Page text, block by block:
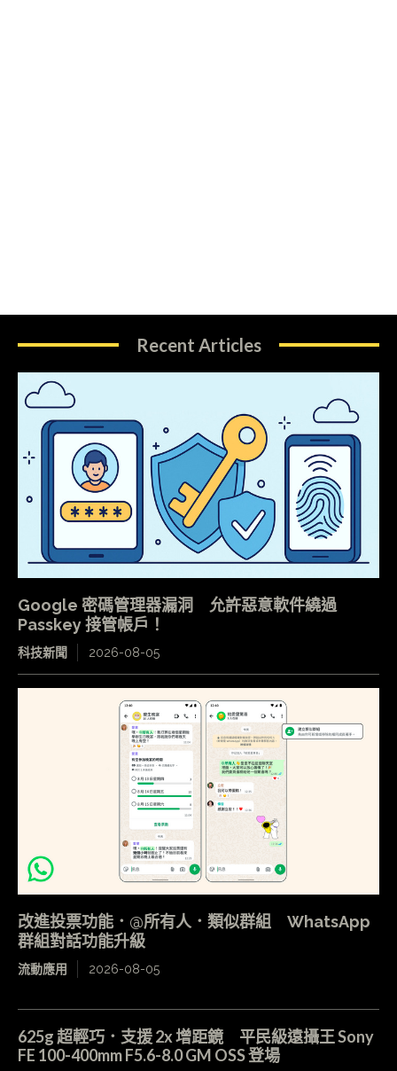
Recent Articles
Google 密碼管理器漏洞 允許惡意軟件繞過
Passkey 接管帳戶！
科技新聞 2026-08-05
改進投票功能．@所有人．類似群組 WhatsApp
群組對話功能升級
流動應用 2026-08-05
625g 超輕巧．支援 2x 增距鏡 平民級遠攝王 Sony
FE 100-400mm F5.6-8.0 GM OSS 登場